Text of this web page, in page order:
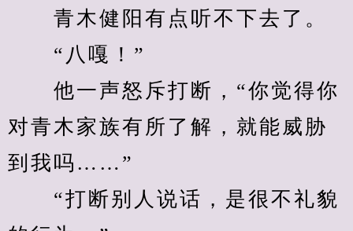
青木健阳有点听不下去了。
“八嘎！”
他一声怒斥打断，“你觉得你
对青木家族有所了解，就能威胁
到我吗……”
“打断别人说话，是很不礼貌